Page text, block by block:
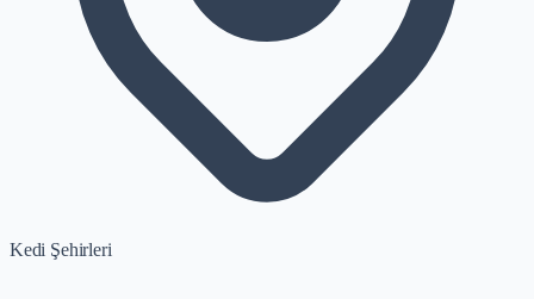
Kedi Şehirleri